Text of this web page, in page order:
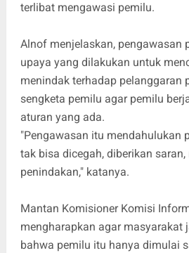
terlibat mengawasi pemilu.
Alnof menjelaskan, pengawasan
upaya yang dilakukan untuk
menindak terhadap pelanggaran
sengketa pemilu agar pemilu
aturan yang ada.
"Pengawasan itu mendahulukan
tak bisa dicegah, diberikan
penindakan," katanya.
Mantan Komisioner Komisi
mengharapkan agar masyarakat
bahwa pemilu itu hanya dimulai